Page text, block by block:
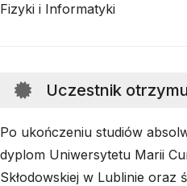
Fizyki i Informatyki
Uczestnik
Po ukończeniu studiów
dyplom Uniwersytetu Marii
Skłodowskiej w Lublinie oraz